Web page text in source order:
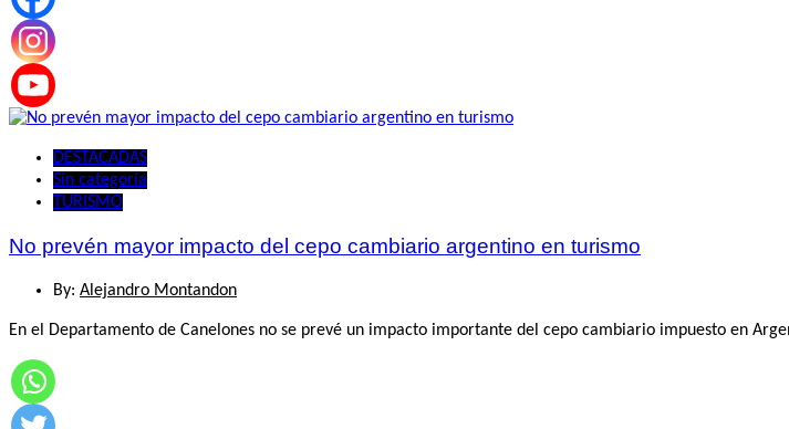
DESTACADAS
Sin categoría
TURISMO
No prevén mayor impacto del cepo cambiario argentino en turismo
By: Alejandro Montandon
En el Departamento de Canelones no se prevé un impacto importante del cepo cambiario impuesto en